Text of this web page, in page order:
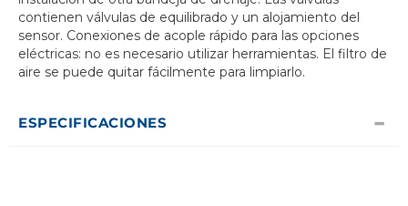
contienen válvulas de equilibrado y un alojamiento del
sensor. Conexiones de acople rápido para las opciones
eléctricas: no es necesario utilizar herramientas. El filtro de
aire se puede quitar fácilmente para limpiarlo.
ESPECIFICACIONES